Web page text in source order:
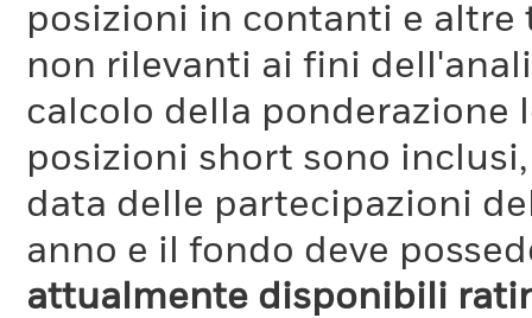
posizioni in contanti e
non rilevanti ai fini
calcolo della ponderazione
posizioni short sono
data delle partecipazioni
anno e il fondo deve
attualmente disponibili